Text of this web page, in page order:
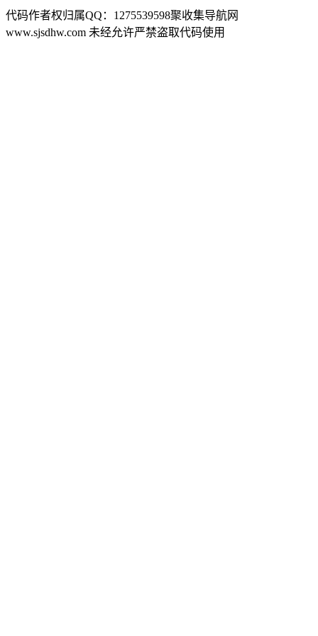
代码作者权归属QQ：1275539598聚收集导航网
www.sjsdhw.com 未经允许严禁盗取代码使用